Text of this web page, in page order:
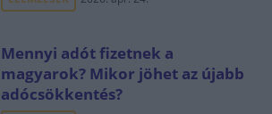
Mennyi adót fizetnek a
magyarok? Mikor jöhet az újabb
adócsökkentés?